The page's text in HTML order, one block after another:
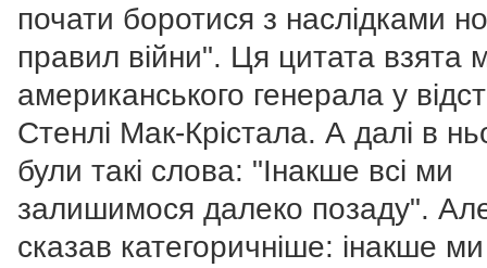
почати боротися з наслідками
правил війни". Ця цитата взята
американського генерала у
Стенлі Мак-Крістала. А далі в
були такі слова: "Інакше всі ми
залишимося далеко позаду".
сказав категоричніше: інакше ми